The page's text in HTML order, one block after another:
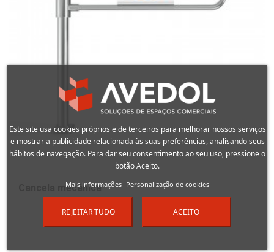
Cancela mecânica
Este site usa cookies próprios e de terceiros para melhorar nossos serviços
e mostrar a publicidade relacionada às suas preferências, analisando seus
hábitos de navegação. Para dar seu consentimento ao seu uso, pressione o
botão Aceito.
Mais informações Personalização de cookies
REJEITAR TUDO ACEITO